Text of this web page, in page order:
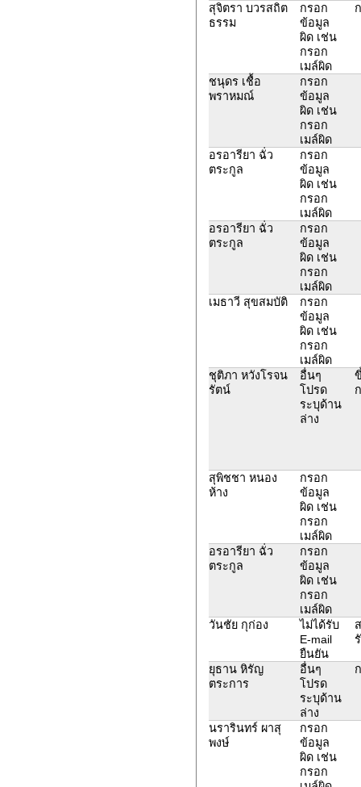
สุจิตรา บวรสถิต
ธรรม
กรอก
ข้อมูล
ผิด เช่น
กรอก
เมล์ผิด
ชนุดร เชื้อ
พราหมณ์
กรอก
ข้อมูล
ผิด เช่น
กรอก
เมล์ผิด
อรอารียา ฉั่ว
ตระกูล
กรอก
ข้อมูล
ผิด เช่น
กรอก
เมล์ผิด
อรอารียา ฉั่ว
ตระกูล
กรอก
ข้อมูล
ผิด เช่น
กรอก
เมล์ผิด
เมธาวี สุขสมบัติ
กรอก
ข้อมูล
ผิด เช่น
กรอก
เมล์ผิด
ชุติภา หวังโรจน
รัตน์
อื่นๆ
โปรด
ระบุด้าน
ล่าง
สุพิชชา หนอง
ห้าง
กรอก
ข้อมูล
ผิด เช่น
กรอก
เมล์ผิด
อรอารียา ฉั่ว
ตระกูล
กรอก
ข้อมูล
ผิด เช่น
กรอก
เมล์ผิด
วันชัย กุก่อง
ไม่ได้รับ
E-mail
ยืนยัน
ยุธาน หิรัญ
ตระการ
อื่นๆ
โปรด
ระบุด้าน
ล่าง
นรารินทร์ ผาสุ
พงษ์
กรอก
ข้อมูล
ผิด เช่น
กรอก